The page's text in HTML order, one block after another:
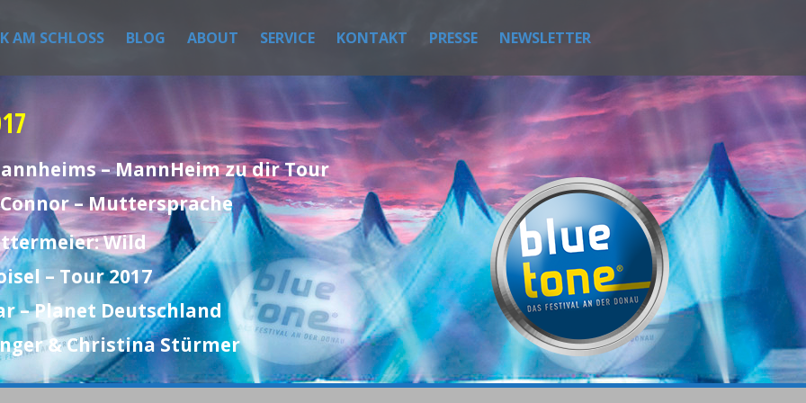
AM SCHLOSS BLOG ABOUT SERVICE KONTAKT PRESSE NEWSLETTER
– MannHeim zu dir Tour
– Muttersprache
Wild
– Tour 2017
– Planet Deutschland
& Christina Stürmer